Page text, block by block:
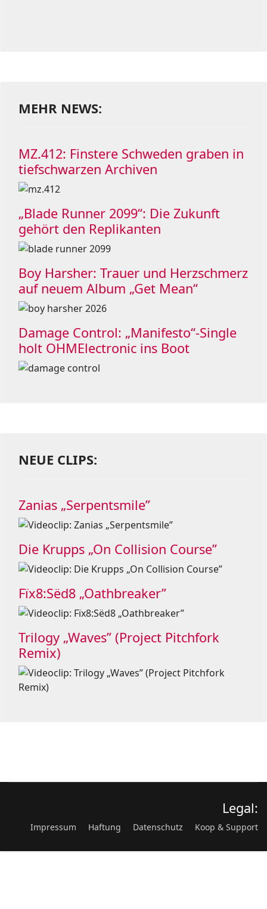
MEHR NEWS:
MZ.412: Finstere Schweden graben in
tiefschwarzen Archiven
„Blade Runner 2099“: Die Zukunft
gehört den Replikanten
Boy Harsher: Trauer und Herzschmerz
auf neuem Album „Get Mean“
Damage Control: „Manifesto“-Single
holt OHMElectronic ins Boot
NEUE CLIPS:
Zanias „Serpentsmile”
Die Krupps „On Collision Course”
Fïx8:Sëd8 „Oathbreaker”
Trilogy „Waves” (Project Pitchfork
Remix)
Legal:
Impressum Haftung Datenschutz Koop & Support